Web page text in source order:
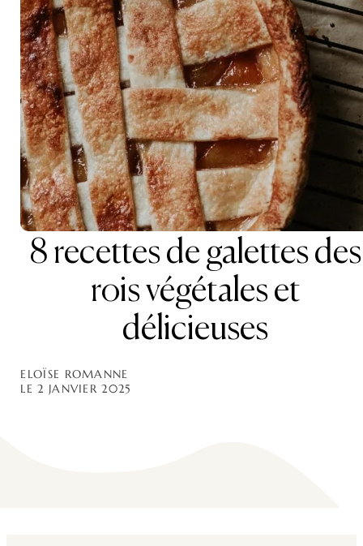
8 recettes de galettes des
rois végétales et
délicieuses
ELOÏSE ROMANNE
LE 2 JANVIER 2025